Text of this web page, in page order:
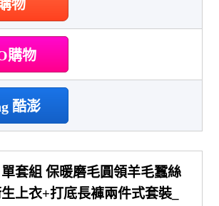
物
購物
酷澎
單套組 保暖磨毛圓領羊毛蠶絲
上衣+打底長褲兩件式套裝_